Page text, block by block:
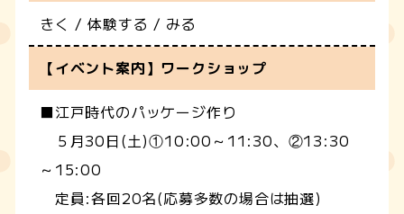
きく / 体験する / みる
【イベント案内】ワークショップ
■江戸時代のパッケージ作り
５月30日(土)①10:00～11:30、②13:30
～15:00
定員:各回20名(応募多数の場合は抽選)